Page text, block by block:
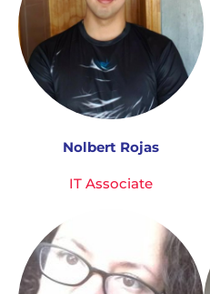
Nolbert Rojas
IT Associate